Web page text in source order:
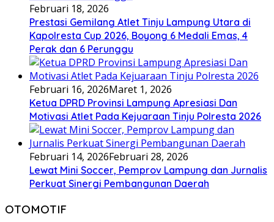
Februari 18, 2026
Prestasi Gemilang Atlet Tinju Lampung Utara di
Kapolresta Cup 2026, Boyong 6 Medali Emas, 4
Perak dan 6 Perunggu
Februari 16, 2026Maret 1, 2026
Ketua DPRD Provinsi Lampung Apresiasi Dan
Motivasi Atlet Pada Kejuaraan Tinju Polresta 2026
Februari 14, 2026Februari 28, 2026
Lewat Mini Soccer, Pemprov Lampung dan Jurnalis
Perkuat Sinergi Pembangunan Daerah
OTOMOTIF